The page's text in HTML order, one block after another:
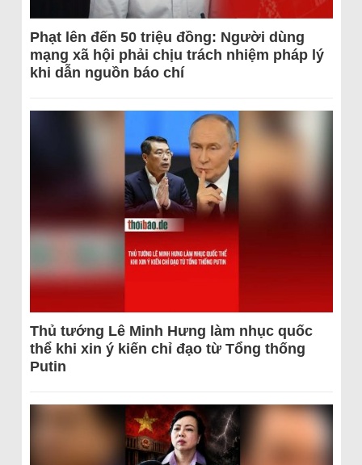
Phạt lên đến 50 triệu đồng: Người dùng
mạng xã hội phải chịu trách nhiệm pháp lý
khi dẫn nguồn báo chí
Thủ tướng Lê Minh Hưng làm nhục quốc
thể khi xin ý kiến chỉ đạo từ Tổng thống
Putin